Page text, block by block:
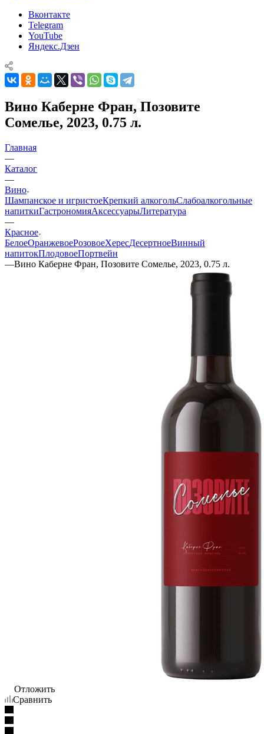
Вконтакте
Telegram
YouTube
Яндекс.Дзен
Вино Каберне Фран, Позовите
Сомелье, 2023, 0.75 л.
Главная
—
Каталог
—
Вино
Шампанское и игристоеКрепкий алкогольСлабоалкогольные
напиткиГастрономияАксессуарыЛитература
—
Красное
БелоеОранжевоеРозовоеХересДесертноеВинный
напитокПлодовоеПортвейн
—Вино Каберне Фран, Позовите Сомелье, 2023, 0.75 л.
Отложить
Сравнить